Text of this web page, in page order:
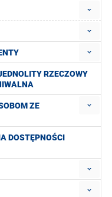
RZECZOWY
ZE
DOSTĘPNOŚCI